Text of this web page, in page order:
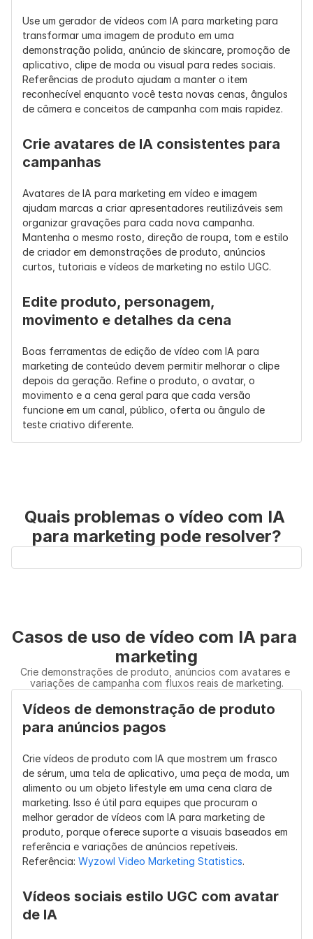
Use um gerador de vídeos com IA para marketing para
transformar uma imagem de produto em uma
demonstração polida, anúncio de skincare, promoção de
aplicativo, clipe de moda ou visual para redes sociais.
Referências de produto ajudam a manter o item
reconhecível enquanto você testa novas cenas, ângulos
de câmera e conceitos de campanha com mais rapidez.
Crie avatares de IA consistentes para
campanhas
Avatares de IA para marketing em vídeo e imagem
ajudam marcas a criar apresentadores reutilizáveis sem
organizar gravações para cada nova campanha.
Mantenha o mesmo rosto, direção de roupa, tom e estilo
de criador em demonstrações de produto, anúncios
curtos, tutoriais e vídeos de marketing no estilo UGC.
Edite produto, personagem,
movimento e detalhes da cena
Boas ferramentas de edição de vídeo com IA para
marketing de conteúdo devem permitir melhorar o clipe
depois da geração. Refine o produto, o avatar, o
movimento e a cena geral para que cada versão
funcione em um canal, público, oferta ou ângulo de
teste criativo diferente.
Quais problemas o vídeo com IA
para marketing pode resolver?
Casos de uso de vídeo com IA para
marketing
Crie demonstrações de produto, anúncios com avatares e
variações de campanha com fluxos reais de marketing.
Vídeos de demonstração de produto
para anúncios pagos
Crie vídeos de produto com IA que mostrem um frasco
de sérum, uma tela de aplicativo, uma peça de moda, um
alimento ou um objeto lifestyle em uma cena clara de
marketing. Isso é útil para equipes que procuram o
melhor gerador de vídeos com IA para marketing de
produto, porque oferece suporte a visuais baseados em
referência e variações de anúncios repetíveis.
Referência: Wyzowl Video Marketing Statistics.
Vídeos sociais estilo UGC com avatar
de IA